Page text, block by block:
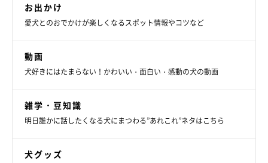
お出かけ
愛犬とのおでかけが楽しくなるスポット情報やコツなど
動画
犬好きにはたまらない！かわいい・面白い・感動の犬の動画
雑学・豆知識
明日誰かに話したくなる犬にまつわる”あれこれ”ネタはこちら
犬グッズ